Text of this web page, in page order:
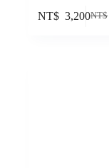
NT$
NT$ 3,200